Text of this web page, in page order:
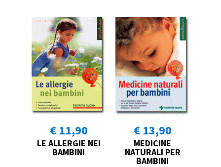
€ 11,90
LE ALLERGIE NEI
BAMBINI
€ 13,90
MEDICINE
NATURALI PER
BAMBINI